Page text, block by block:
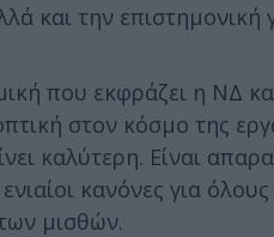
και την επιστημονική
που εκφράζει η ΝΔ
στον κόσμο της
καλύτερη. Είναι
κανόνες για όλους
μισθών.